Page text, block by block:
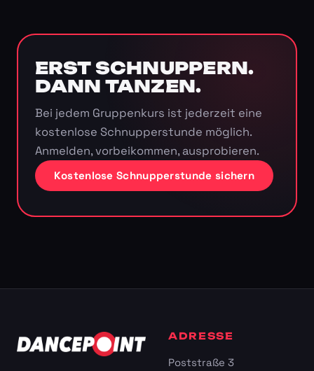
ERST SCHNUPPERN.
DANN TANZEN.
Bei jedem Gruppenkurs ist jederzeit eine
kostenlose Schnupperstunde möglich.
Anmelden, vorbeikommen, ausprobieren.
Kostenlose Schnupperstunde sichern
ADRESSE
Poststraße 3